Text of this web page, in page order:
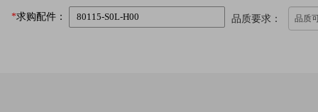
*求购配件： 品质要求： 品质